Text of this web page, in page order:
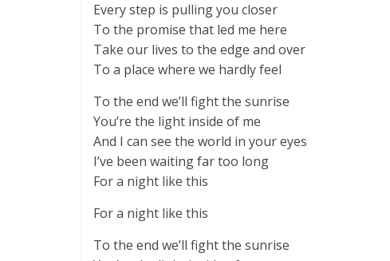
Every step is pulling you closer
To the promise that led me here
Take our lives to the edge and over
To a place where we hardly feel
To the end we’ll fight the sunrise
You’re the light inside of me
And I can see the world in your eyes
I’ve been waiting far too long
For a night like this
For a night like this
To the end we’ll fight the sunrise